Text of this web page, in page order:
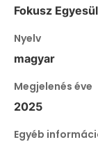
Fokusz
Nyelv
magyar
Megjelenés éve
2025
Egyéb